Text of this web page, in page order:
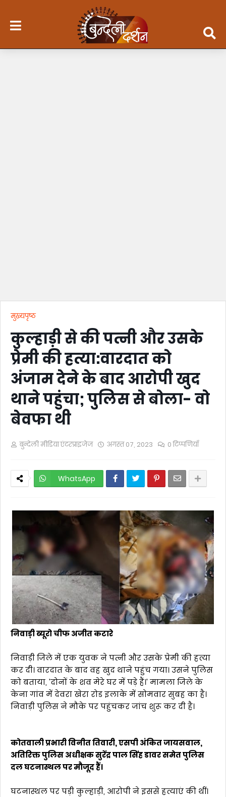
मुख्यपृष्ठ
कुल्हाड़ी से की पत्नी और उसके
प्रेमी की हत्या:वारदात को
अंजाम देने के बाद आरोपी खुद
थाने पहुंचा; पुलिस से बोला- वो
बेवफा थी
बुन्देली मीडिया एंटरप्राइजेज अगस्त 07, 2023 0 टिप्पणियाँ
WhatsApp
निवाड़ी ब्यूरो चीफ अजीत कटारे
निवाड़ी जिले में एक युवक ने पत्नी और उसके प्रेमी की हत्या
कर दी। वारदात के बाद वह खुद थाने पहुंच गया। उसने पुलिस
को बताया, 'दोनों के शव मेरे घर में पड़े हैं।' मामला जिले के
केना गांव में देवरा खेरा रोड इलाके में सोमवार सुबह का है।
निवाड़ी पुलिस ने मौके पर पहुंचकर जांच शुरू कर दी है।
कोतवाली प्रभारी विनीत तिवारी, एसपी अंकित जायसवाल,
अतिरिक्त पुलिस अधीक्षक सुरेंद्र पाल सिंह डावर समेत पुलिस
दल घटनास्थल पर मौजूद हैं।
घटनास्थल पर पड़ी कुल्हाड़ी, आरोपी ने इससे हत्याएं की थीं।